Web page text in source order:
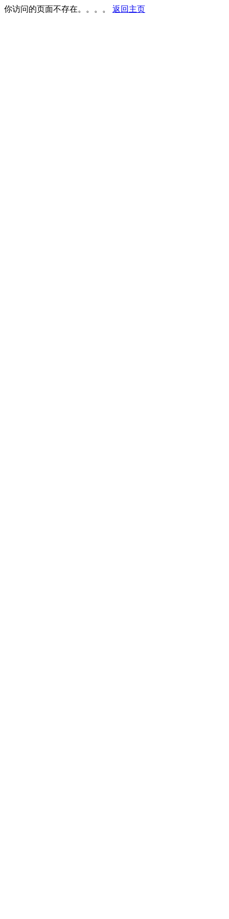
你访问的页面不存在。。。。 返回主页